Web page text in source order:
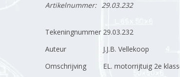
Artikelnummer: 29.03.232
Tekeningnummer 29.03.232
Auteur
J.J.B. Vellekoop
Omschrijving
EL. motorrijtuig 2e